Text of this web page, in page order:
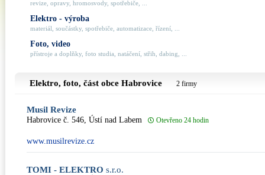
revize, opravy, hromosvody, spotřebiče, ...
Elektro - výroba
materiál, součástky, spotřebiče, automatizace, řízení, ...
Foto, video
přístroje a doplňky, foto studia, natáčení, střih, dabing, ...
Elektro, foto, část obce Habrovice 2 firmy
Musil Revize
Habrovice č. 546, Ústí nad Labem Otevřeno 24 hodin
www.musilrevize.cz
TOMI - ELEKTRO s.r.o.